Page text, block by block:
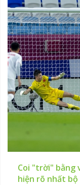
Coi "trời" bằng
hiện rõ nhất bộ